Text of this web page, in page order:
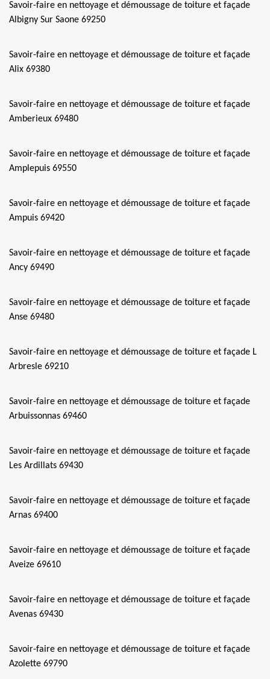
Savoir-faire en nettoyage et démoussage de toiture et façade
Albigny Sur Saone 69250
Savoir-faire en nettoyage et démoussage de toiture et façade
Alix 69380
Savoir-faire en nettoyage et démoussage de toiture et façade
Amberieux 69480
Savoir-faire en nettoyage et démoussage de toiture et façade
Amplepuis 69550
Savoir-faire en nettoyage et démoussage de toiture et façade
Ampuis 69420
Savoir-faire en nettoyage et démoussage de toiture et façade
Ancy 69490
Savoir-faire en nettoyage et démoussage de toiture et façade
Anse 69480
Savoir-faire en nettoyage et démoussage de toiture et façade L
Arbresle 69210
Savoir-faire en nettoyage et démoussage de toiture et façade
Arbuissonnas 69460
Savoir-faire en nettoyage et démoussage de toiture et façade
Les Ardillats 69430
Savoir-faire en nettoyage et démoussage de toiture et façade
Arnas 69400
Savoir-faire en nettoyage et démoussage de toiture et façade
Aveize 69610
Savoir-faire en nettoyage et démoussage de toiture et façade
Avenas 69430
Savoir-faire en nettoyage et démoussage de toiture et façade
Azolette 69790